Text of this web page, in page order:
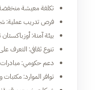
تكلفة معيشة
فرص تدريب عملية:
بيئة آمنة:
تنوع ثقافي: التعرف
دعم حكومي: مبادرات
توافر الموارد: